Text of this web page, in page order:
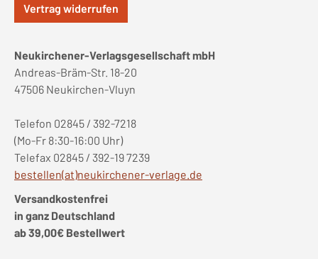
Vertrag widerrufen
Neukirchener-Verlagsgesellschaft mbH
Andreas-Bräm-Str. 18-20
47506 Neukirchen-Vluyn
Telefon 02845 / 392-7218
(Mo-Fr 8:30-16:00 Uhr)
Telefax 02845 / 392-19 7239
bestellen(at)neukirchener-verlage.de
Versandkostenfrei
in ganz Deutschland
ab 39,00€ Bestellwert